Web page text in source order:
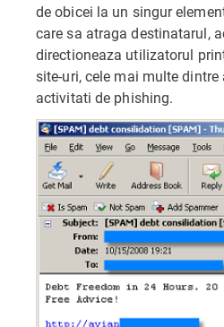
de obicei la un singur
care sa atraga destinatarul,
directioneaza utilizatorul
site-uri, cele mai multe
activitati de phishing.